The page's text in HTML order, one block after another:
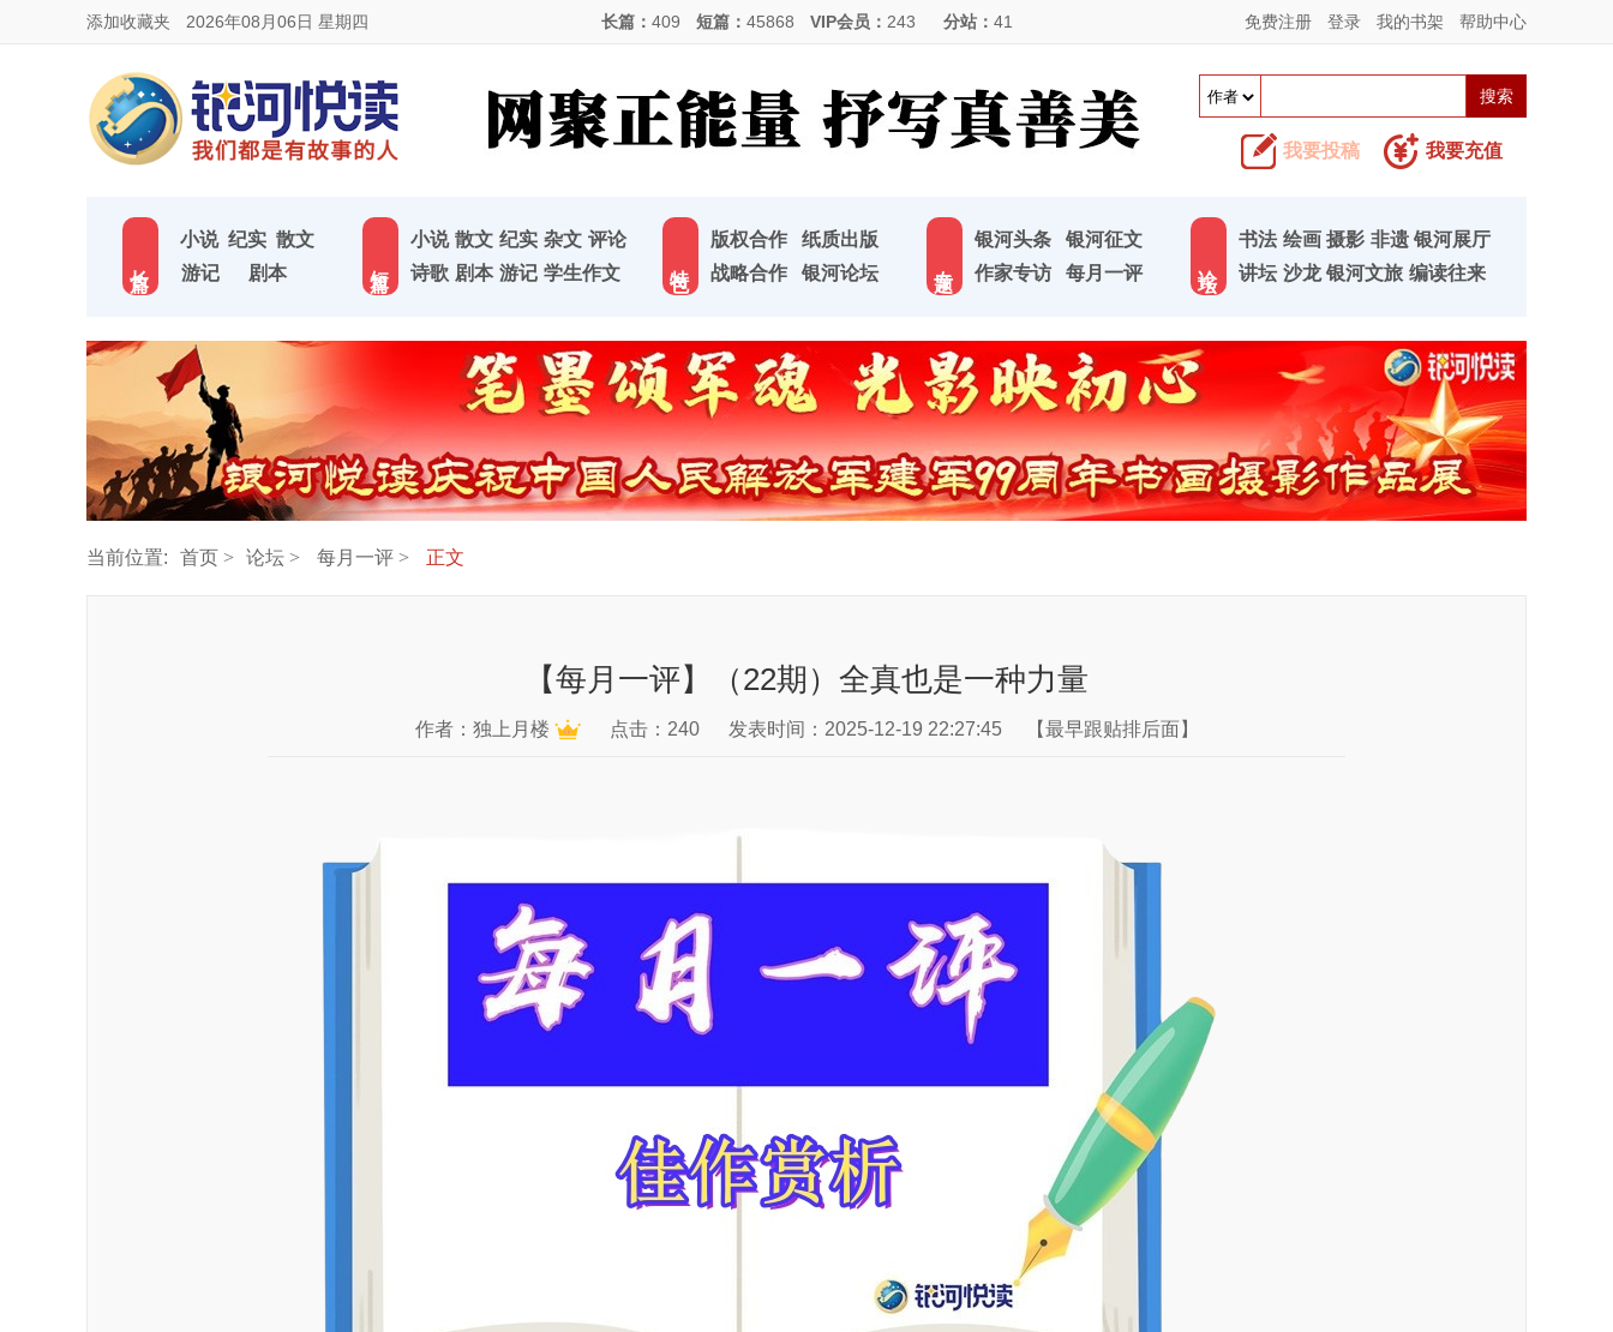
添加收藏夹 2026年08月06日 星期四 长篇： 409 短篇： 45868 VIP会员： 243 分站： 41 免费注册 登录 我的书架 帮助中心
我要投稿 我要充值
小说 纪实 散文
游记
剧本
小说 散文 纪实 杂文 评论
诗歌 剧本 游记 学生作文
版权合作
纸质出版
战略合作
银河论坛
银河头条
银河征文
作家专访
每月一评
书法 绘画 摄影 非遗 银河展厅
讲坛 沙龙 银河文旅 编读往来
当前位置: 首页 论坛 每月一评 正文
【每月一评】（22期）全真也是一种力量
作者： 独上月楼 点击：240 发表时间：2025-12-19 22:27:45 【最早跟贴排后面】